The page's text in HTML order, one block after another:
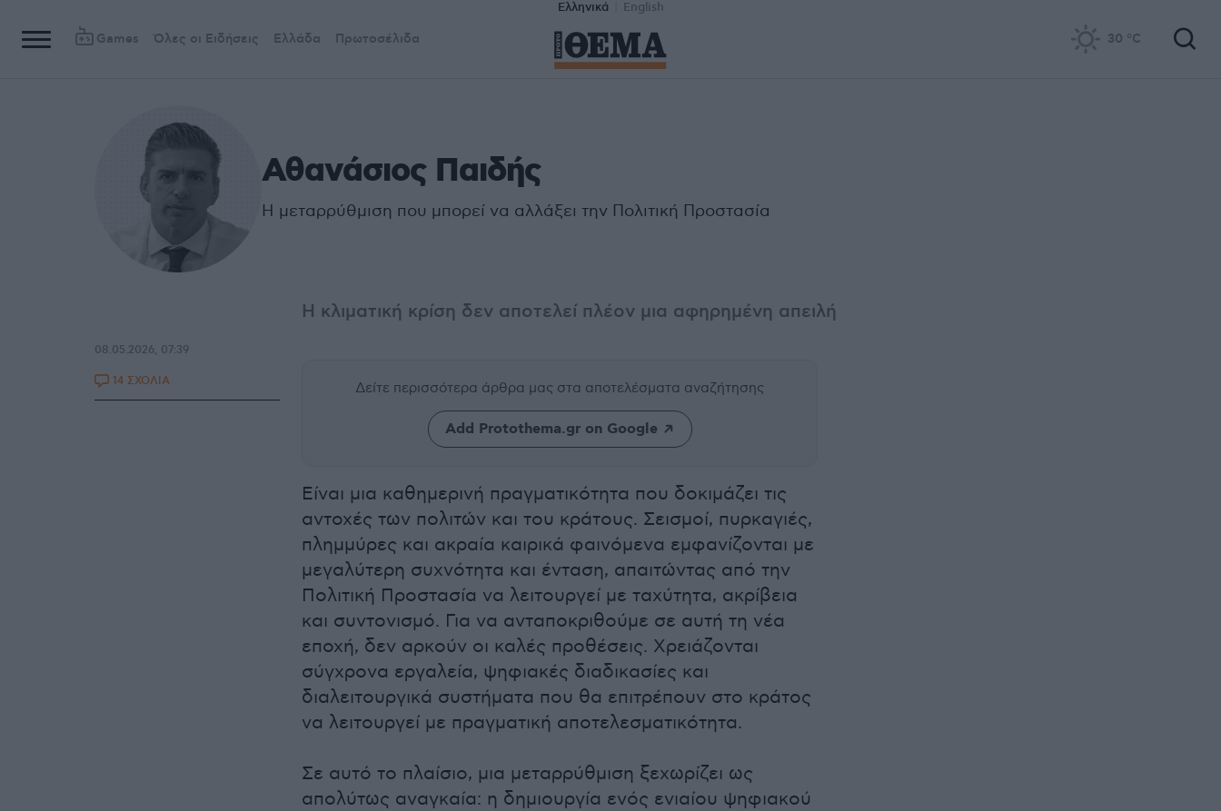
Ελληνικά English
Games Όλες οι Ειδήσεις Ελλάδα Πρωτοσέλιδα 30 °C
Αθανάσιος Παιδής
Η μεταρρύθμιση που μπορεί να αλλάξει την Πολιτική Προστασία
Η κλιματική κρίση δεν αποτελεί πλέον μια αφηρημένη απειλή
Δείτε περισσότερα άρθρα μας στα αποτελέσματα αναζήτησης
Add Protothema.gr on Google
Είναι μια καθημερινή πραγματικότητα που δοκιμάζει τις
αντοχές των πολιτών και του κράτους. Σεισμοί, πυρκαγιές,
πλημμύρες και ακραία καιρικά φαινόμενα εμφανίζονται με
μεγαλύτερη συχνότητα και ένταση, απαιτώντας από την
Πολιτική Προστασία να λειτουργεί με ταχύτητα, ακρίβεια
και συντονισμό. Για να ανταποκριθούμε σε αυτή τη νέα
εποχή, δεν αρκούν οι καλές προθέσεις. Χρειάζονται
σύγχρονα εργαλεία, ψηφιακές διαδικασίες και
διαλειτουργικά συστήματα που θα επιτρέπουν στο κράτος
να λειτουργεί με πραγματική αποτελεσματικότητα.
Σε αυτό το πλαίσιο, μια μεταρρύθμιση ξεχωρίζει ως
απολύτως αναγκαία: η δημιουργία ενός ενιαίου ψηφιακού
08.05.2026, 07:39
14 ΣΧΟΛΙΑ